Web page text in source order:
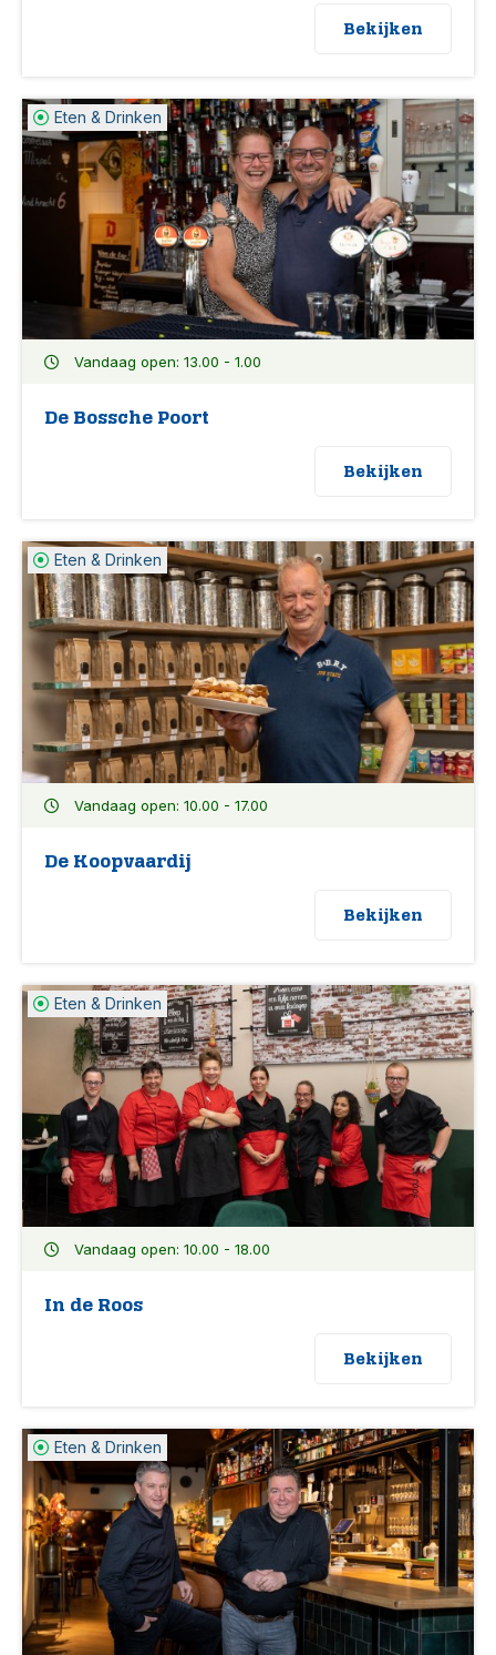
Bekijken
Eten & Drinken
Vandaag open: 13.00 - 1.00
De Bossche Poort
Bekijken
Eten & Drinken
Vandaag open: 10.00 - 17.00
De Koopvaardij
Bekijken
Eten & Drinken
Vandaag open: 10.00 - 18.00
In de Roos
Bekijken
Eten & Drinken